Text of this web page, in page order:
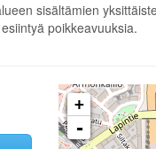
sisältämien
poikkeavuuksia.
+
-